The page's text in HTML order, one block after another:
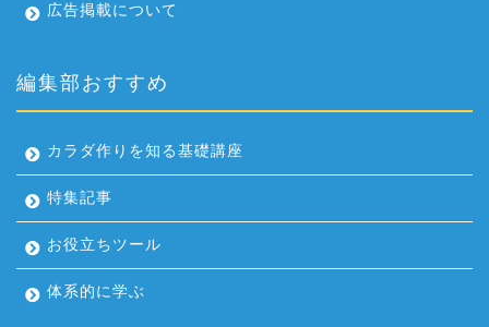
広告掲載について
編集部おすすめ
カラダ作りを知る基礎講座
特集記事
お役立ちツール
体系的に学ぶ